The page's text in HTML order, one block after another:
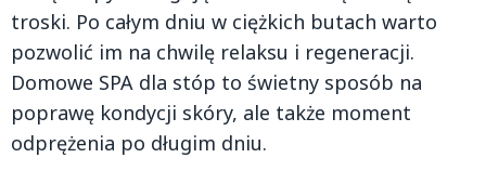
troski. Po całym dniu w ciężkich butach warto
pozwolić im na chwilę relaksu i regeneracji.
Domowe SPA dla stóp to świetny sposób na
poprawę kondycji skóry, ale także moment
odprężenia po długim dniu.